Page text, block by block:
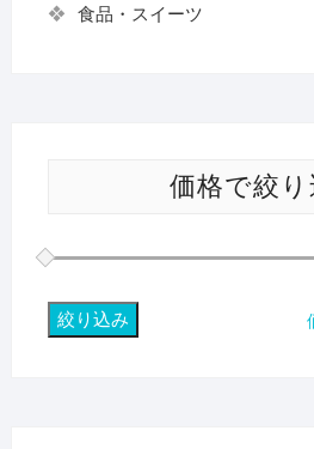
食品・スイーツ
価格で絞り
絞り込み